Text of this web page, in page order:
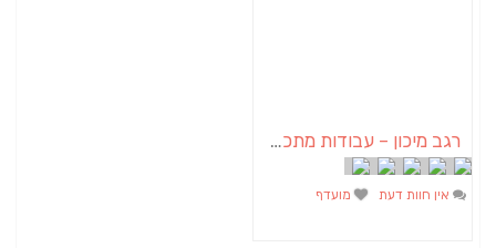
רגב מיכון – עבודות מתכת על גלגלים
אין חוות דעת מועדף